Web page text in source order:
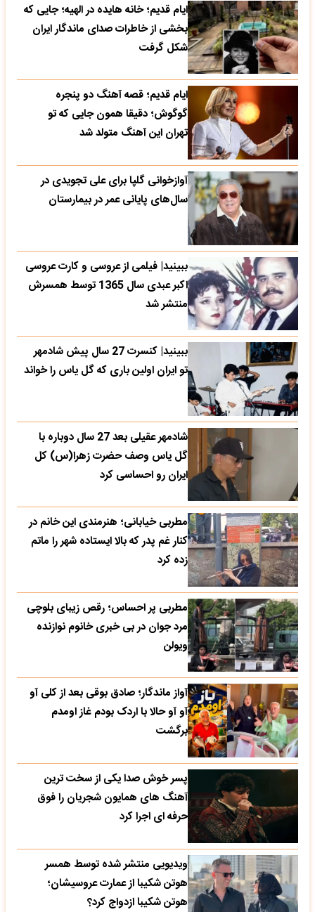
ایام قدیم؛ خانه هایده در الهیه؛ جایی که
بخشی از خاطرات صدای ماندگار ایران
شکل گرفت
ایام قدیم؛ قصه آهنگ دو پنجره
گوگوش؛ دقیقا همون جایی که تو
تهران این آهنگ متولد شد
آوازخوانی گلپا برای علی تجویدی در
سال‌های پایانی عمر در بیمارستان
ببینید| فیلمی از عروسی و کارت عروسی
اکبر عبدی سال 1365 توسط همسرش
منتشر شد
ببینید| کنسرت 27 سال پیش شادمهر
تو ایران اولین باری که گل یاس را خواند
شادمهر عقیلی بعد 27 سال دوباره با
گل یاس وصف حضرت زهرا(س) کل
ایران رو احساسی کرد
مطربی خیابانی؛ هنرمندی این خانم در
کنار غم پدر که بالا ایستاده شهر را ماتم
زده کرد
مطربی پر احساس؛ رقص زیبای بلوچی
مرد جوان در بی خبری خانوم نوازنده
ویولن
آواز ماندگار؛ صادق بوقی بعد از کلی آو
آو آو حالا با اردک بودم غاز اومدم
برگشت
پسر خوش صدا یکی از سخت ترین
آهنگ های همایون شجریان را فوق
حرفه ای اجرا کرد
ویدیویی منتشر شده توسط همسر
هوتن شکیبا از عمارت عروسیشان؛
هوتن شکیبا ازدواج کرد؟